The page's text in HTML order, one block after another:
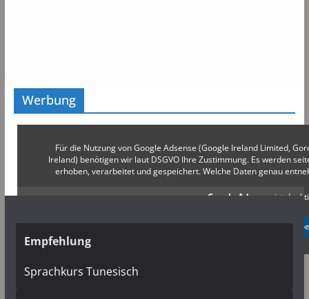
Werbung
Für die Nutzung von Google Adsense (Google Ireland Limited,
Ireland) benötigen wir laut DSGVO Ihre Zustimmung. Es werden
erhoben, verarbeitet und gespeichert. Welche Daten genau
Google Adsense ist
✓ Erlauben
Empfehlung
Sprachkurs Tunesisch